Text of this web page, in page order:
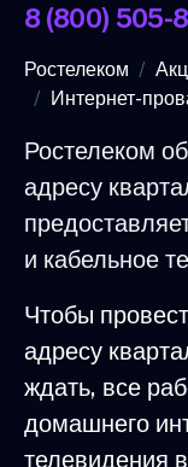
8 (800) 505-
Ростелеком
Интернет-
Ростелеком
адресу
и кабельное
Чтобы
адресу
ждать, все
домашнего
телевидения